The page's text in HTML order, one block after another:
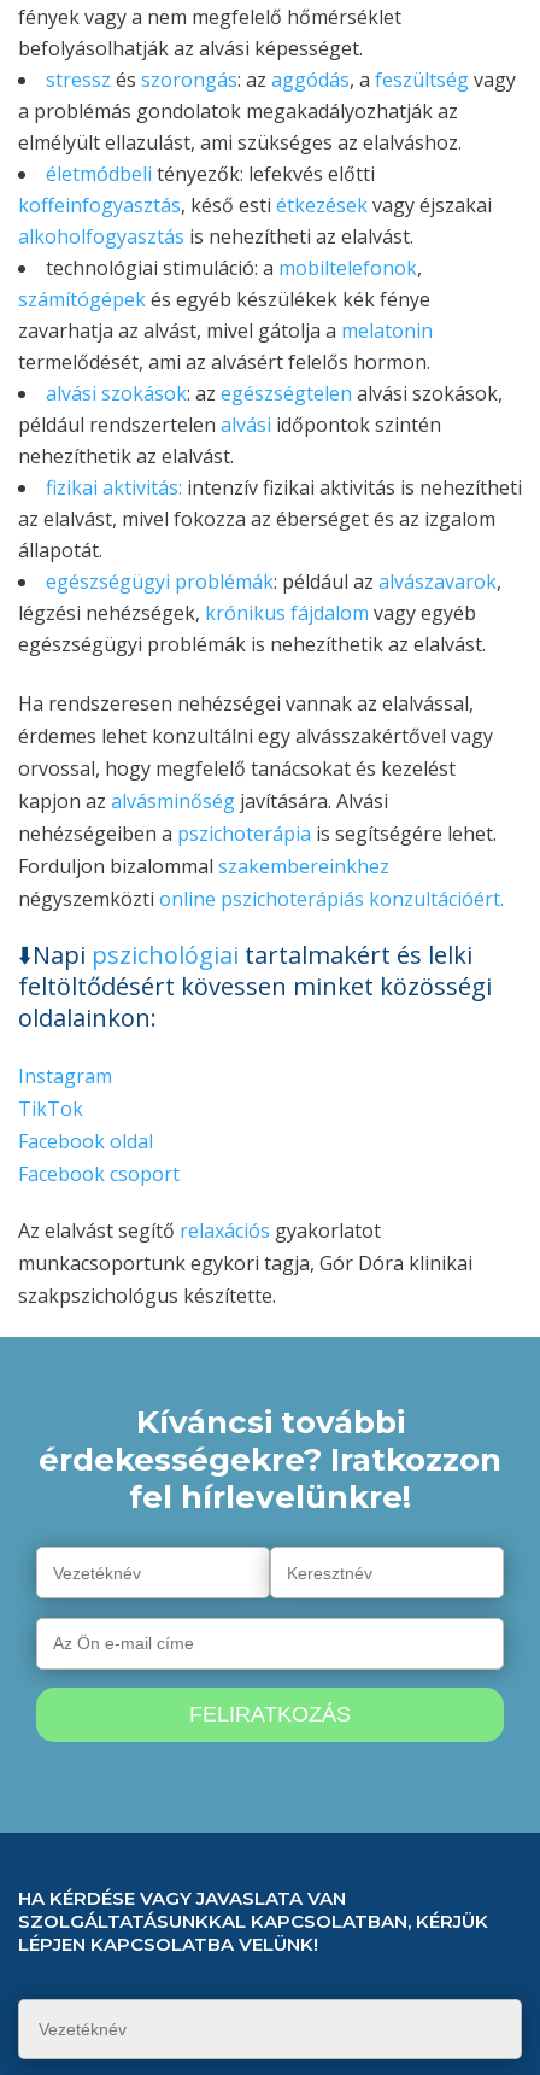
fények vagy a nem megfelelő hőmérséklet
befolyásolhatják az alvási képességet.
stressz és szorongás: az aggódás, a feszültségvagy
a problémás gondolatok megakadályozhatják az
elmélyült ellazulást, ami szükséges az elalváshoz.
életmódbeli tényezők: lefekvés előtti
koffeinfogyasztás, késő esti étkezésekvagy éjszakai
alkoholfogyasztás is nehezítheti az elalvást.
technológiai stimuláció: a mobiltelefonok,
számítógépekés egyéb készülékek kék fénye
zavarhatja az alvást, mivel gátolja a melatonin
termelődését, ami az alvásért felelős hormon.
alvási szokások: az egészségtelen alvási szokások,
például rendszertelen alvási időpontok szintén
nehezíthetik az elalvást.
fizikai aktivitás: intenzív fizikai aktivitás is nehezítheti
az elalvást, mivel fokozza az éberséget és az izgalom
állapotát.
egészségügyi problémák: például az alvászavarok,
légzési nehézségek, krónikus fájdalom vagy egyéb
egészségügyi problémák is nehezíthetik az elalvást.
Ha rendszeresen nehézségei vannak az elalvással,
érdemes lehet konzultálni egy alvásszakértővel vagy
orvossal, hogy megfelelő tanácsokat és kezelést
kapjon az alvásminőség javítására. Alvási
nehézségeiben a pszichoterápia is segítségére lehet.
Forduljon bizalommal szakembereinkhez
négyszemközti online pszichoterápiás konzultációért.
⬇️Napi pszichológiai tartalmakért és lelki
feltöltődésért kövessen minket közösségi
oldalainkon:
Instagram
TikTok
Facebook oldal
Facebook csoport
Az elalvást segítő relaxációs gyakorlatot
munkacsoportunk egykori tagja, Gór Dóra klinikai
szakpszichológus készítette.
Kíváncsi további
érdekességekre? Iratkozzon
fel hírlevelünkre!
HA KÉRDÉSE VAGY JAVASLATA VAN
SZOLGÁLTATÁSUNKKAL KAPCSOLATBAN, KÉRJÜK
LÉPJEN KAPCSOLATBA VELÜNK!